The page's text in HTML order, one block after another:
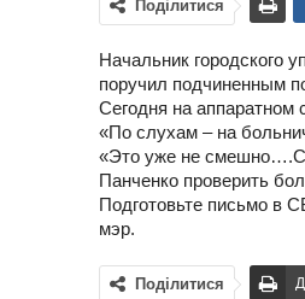
Поділитися
Начальник городского
поручил подчиненным
Сегодня на аппаратном
«По слухам – на
«Это уже не
Панченко проверить
Подготовьте письмо в
мэр.
Поділитися